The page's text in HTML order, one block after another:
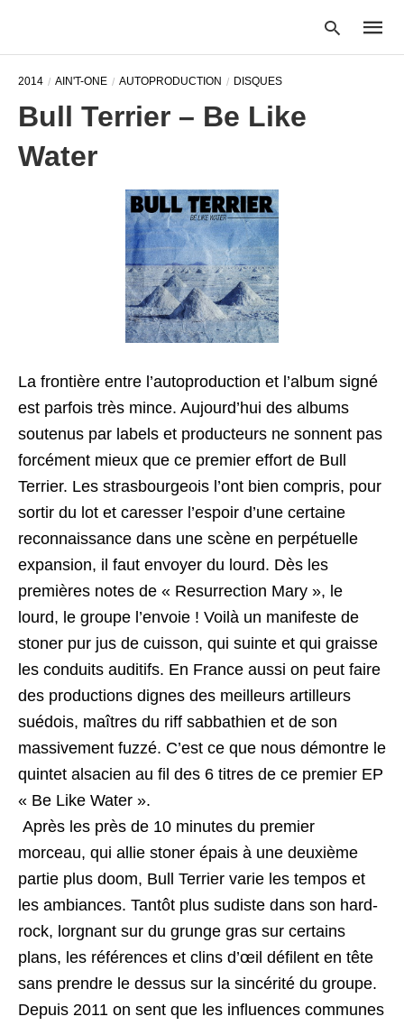
2014 AIN'T-ONE AUTOPRODUCTION DISQUES
Bull Terrier – Be Like
Water
La frontière entre l’autoproduction et l’album signé
est parfois très mince. Aujourd’hui des albums
soutenus par labels et producteurs ne sonnent pas
forcément mieux que ce premier effort de Bull
Terrier. Les strasbourgeois l’ont bien compris, pour
sortir du lot et caresser l’espoir d’une certaine
reconnaissance dans une scène en perpétuelle
expansion, il faut envoyer du lourd. Dès les
premières notes de « Resurrection Mary », le
lourd, le groupe l’envoie ! Voilà un manifeste de
stoner pur jus de cuisson, qui suinte et qui graisse
les conduits auditifs. En France aussi on peut faire
des productions dignes des meilleurs artilleurs
suédois, maîtres du riff sabbathien et de son
massivement fuzzé. C’est ce que nous démontre le
quintet alsacien au fil des 6 titres de ce premier EP
« Be Like Water ».
Après les près de 10 minutes du premier
morceau, qui allie stoner épais à une deuxième
partie plus doom, Bull Terrier varie les tempos et
les ambiances. Tantôt plus sudiste dans son hard-
rock, lorgnant sur du grunge gras sur certains
plans, les références et clins d’œil défilent en tête
sans prendre le dessus sur la sincérité du groupe.
Depuis 2011 on sent que les influences communes